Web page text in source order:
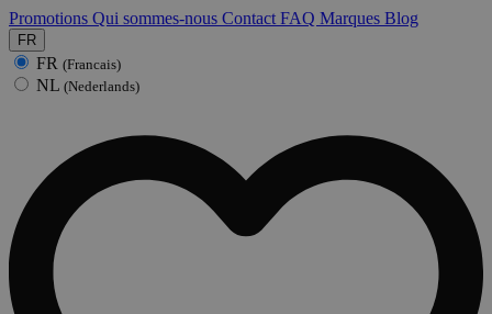
Promotions Qui sommes-nous Contact FAQ Marques Blog
FR
FR (Francais)
NL (Nederlands)